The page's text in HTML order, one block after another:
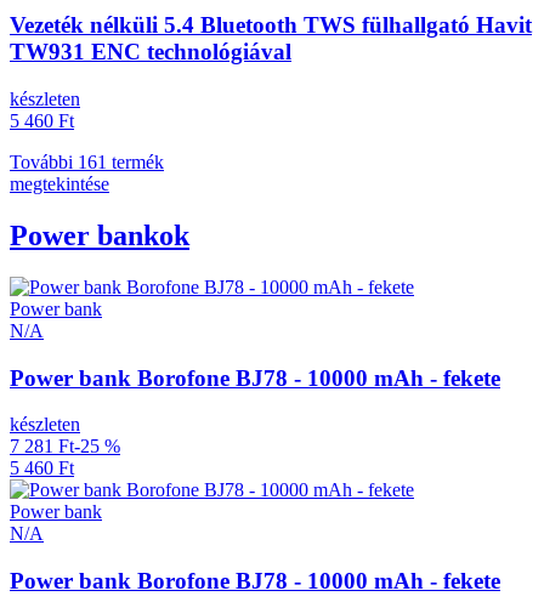
Vezeték nélküli 5.4 Bluetooth TWS fülhallgató Havit
TW931 ENC technológiával
készleten
5 460 Ft
További 161 termék
megtekintése
Power bankok
Power bank
N/A
Power bank Borofone BJ78 - 10000 mAh - fekete
készleten
7 281 Ft-25 %
5 460 Ft
Power bank
N/A
Power bank Borofone BJ78 - 10000 mAh - fekete